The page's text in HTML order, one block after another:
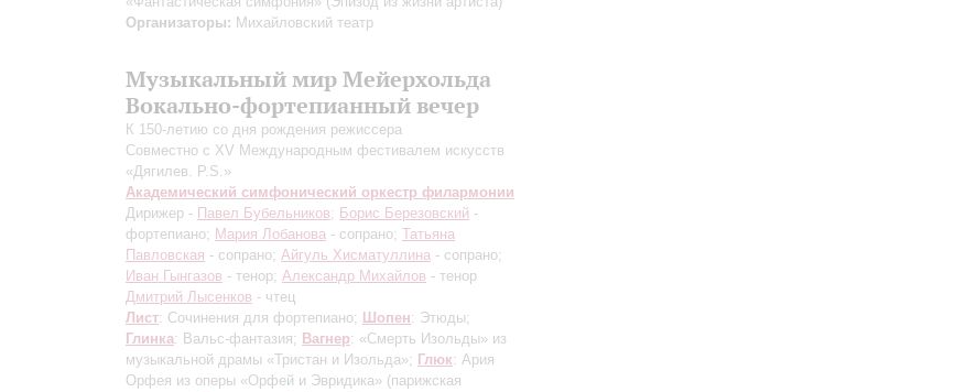
Организаторы: Михайловский театр
Музыкальный мир Мейерхольда
Вокально-фортепианный вечер
К 150-летию со дня рождения режиссера
Совместно с XV Международным фестивалем искусств
«Дягилев. P.S.»
Академический симфонический оркестр филармонии
Дирижер - Павел Бубельников; Борис Березовский -
фортепиано; Мария Лобанова - сопрано; Татьяна
Павловская - сопрано; Айгуль Хисматуллина - сопрано;
Иван Гынгазов - тенор; Александр Михайлов - тенор
Дмитрий Лысенков - чтец
Лист: Сочинения для фортепиано; Шопен: Этюды;
Глинка: Вальс-фантазия; Вагнер: «Смерть Изольды» из
музыкальной драмы «Тристан и Изольда»; Глюк: Ария
Орфея из оперы «Орфей и Эвридика» (парижская